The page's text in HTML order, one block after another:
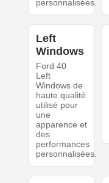
personnalisées.
Left
Windows
Ford 40
Left
Windows de
haute qualité
utilisé pour
une
apparence et
des
performances
personnalisées.